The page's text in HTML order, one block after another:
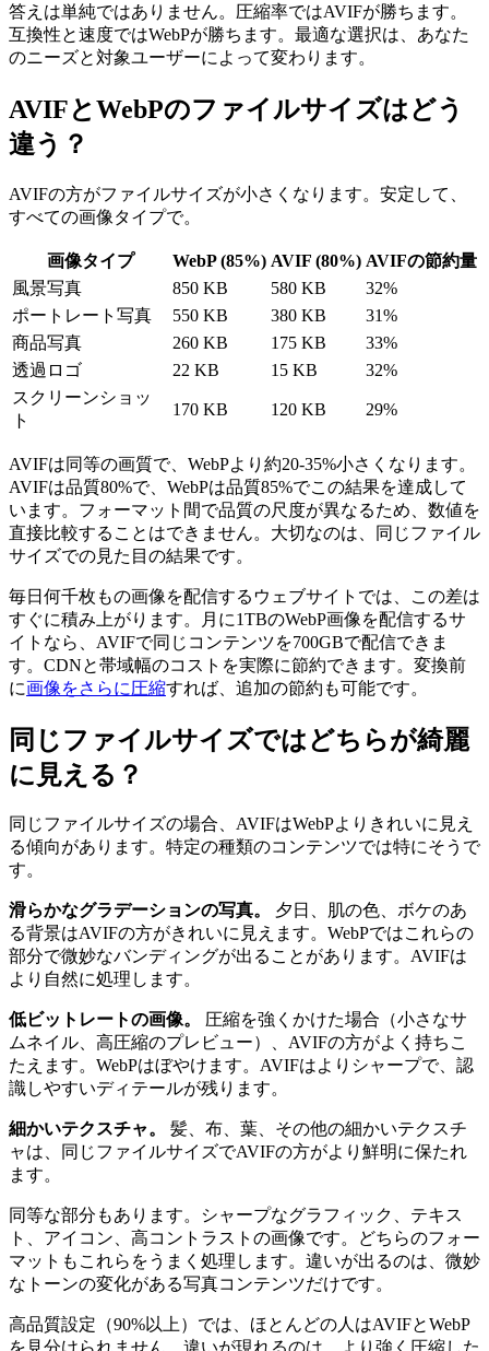
答えは単純ではありません。圧縮率ではAVIFが勝ちます。
互換性と速度ではWebPが勝ちます。最適な選択は、あなた
のニーズと対象ユーザーによって変わります。
AVIFとWebPのファイルサイズはどう
違う？
AVIFの方がファイルサイズが小さくなります。安定して、
すべての画像タイプで。
画像タイプ WebP (85%) AVIF (80%) AVIFの節約量
風景写真
850 KB 580 KB
32%
ポートレート写真
550 KB 380 KB
31%
商品写真
260 KB 175 KB
33%
透過ロゴ
22 KB 15 KB
32%
スクリーンショッ
ト
170 KB 120 KB 29%
AVIFは同等の画質で、WebPより約20-35%小さくなります。
AVIFは品質80%で、WebPは品質85%でこの結果を達成して
います。フォーマット間で品質の尺度が異なるため、数値を
直接比較することはできません。大切なのは、同じファイル
サイズでの見た目の結果です。
毎日何千枚もの画像を配信するウェブサイトでは、この差は
すぐに積み上がります。月に1TBのWebP画像を配信するサ
イトなら、AVIFで同じコンテンツを700GBで配信できま
す。CDNと帯域幅のコストを実際に節約できます。変換前
に画像をさらに圧縮すれば、追加の節約も可能です。
同じファイルサイズではどちらが綺麗
に見える？
同じファイルサイズの場合、AVIFはWebPよりきれいに見え
る傾向があります。特定の種類のコンテンツでは特にそうで
す。
滑らかなグラデーションの写真。
夕日、肌の色、ボケのあ
る背景はAVIFの方がきれいに見えます。WebPではこれらの
部分で微妙なバンディングが出ることがあります。AVIFは
より自然に処理します。
低ビットレートの画像。
圧縮を強くかけた場合（小さなサ
ムネイル、高圧縮のプレビュー）、AVIFの方がよく持ちこ
たえます。WebPはぼやけます。AVIFはよりシャープで、認
識しやすいディテールが残ります。
細かいテクスチャ。
髪、布、葉、その他の細かいテクスチ
ャは、同じファイルサイズでAVIFの方がより鮮明に保たれ
ます。
同等な部分もあります。シャープなグラフィック、テキス
ト、アイコン、高コントラストの画像です。どちらのフォー
マットもこれらをうまく処理します。違いが出るのは、微妙
なトーンの変化がある写真コンテンツだけです。
高品質設定（90%以上）では、ほとんどの人はAVIFとWebP